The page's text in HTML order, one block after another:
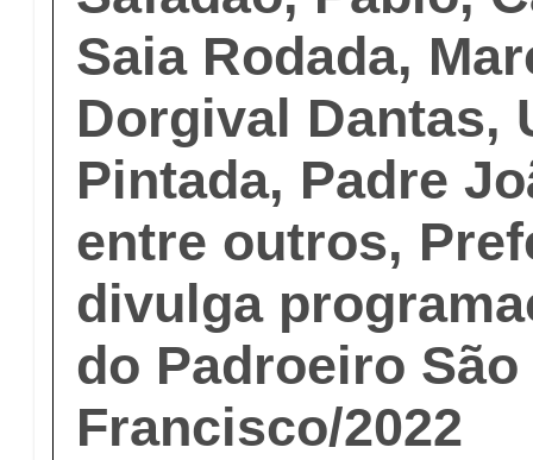
Saia Rodada,
Dorgival Dantas,
Pintada, Padre
entre outros,
divulga
do Padroeiro São
Francisco/2022